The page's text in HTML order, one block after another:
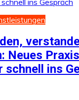
Neues
schnell ins